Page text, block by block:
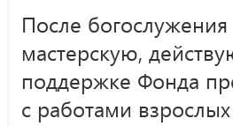
После
мастерскую,
поддержке Фонда
с работами